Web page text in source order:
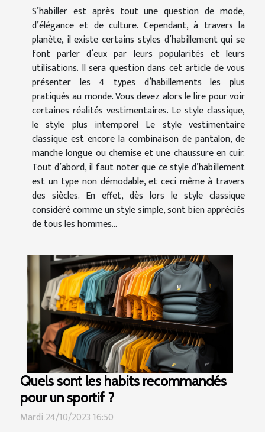
S’habiller est après tout une question de mode,
d’élégance et de culture. Cependant, à travers la
planète, il existe certains styles d’habillement qui se
font parler d’eux par leurs popularités et leurs
utilisations. Il sera question dans cet article de vous
présenter les 4 types d’habillements les plus
pratiqués au monde. Vous devez alors le lire pour voir
certaines réalités vestimentaires. Le style classique,
le style plus intemporel Le style vestimentaire
classique est encore la combinaison de pantalon, de
manche longue ou chemise et une chaussure en cuir.
Tout d’abord, il faut noter que ce style d’habillement
est un type non démodable, et ceci même à travers
des siècles. En effet, dès lors le style classique
considéré comme un style simple, sont bien appréciés
de tous les hommes...
Quels sont les habits recommandés
pour un sportif ?
Mardi 24/10/2023 16:50